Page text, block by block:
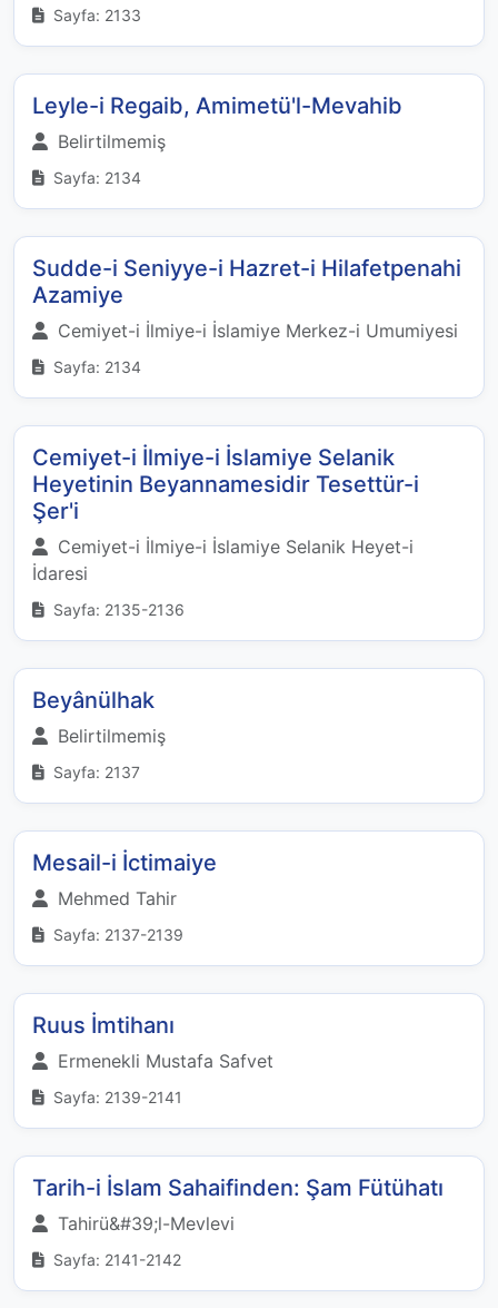
Sayfa: 2133
Leyle-i Regaib, Amimetü'l-Mevahib
Belirtilmemiş
Sayfa: 2134
Sudde-i Seniyye-i Hazret-i Hilafetpenahi
Azamiye
Cemiyet-i İlmiye-i İslamiye Merkez-i Umumiyesi
Sayfa: 2134
Cemiyet-i İlmiye-i İslamiye Selanik
Heyetinin Beyannamesidir Tesettür-i
Şer'i
Cemiyet-i İlmiye-i İslamiye Selanik Heyet-i
İdaresi
Sayfa: 2135-2136
Beyânülhak
Belirtilmemiş
Sayfa: 2137
Mesail-i İctimaiye
Mehmed Tahir
Sayfa: 2137-2139
Ruus İmtihanı
Ermenekli Mustafa Safvet
Sayfa: 2139-2141
Tarih-i İslam Sahaifinden: Şam Fütühatı
Tahirü&#39;l-Mevlevi
Sayfa: 2141-2142